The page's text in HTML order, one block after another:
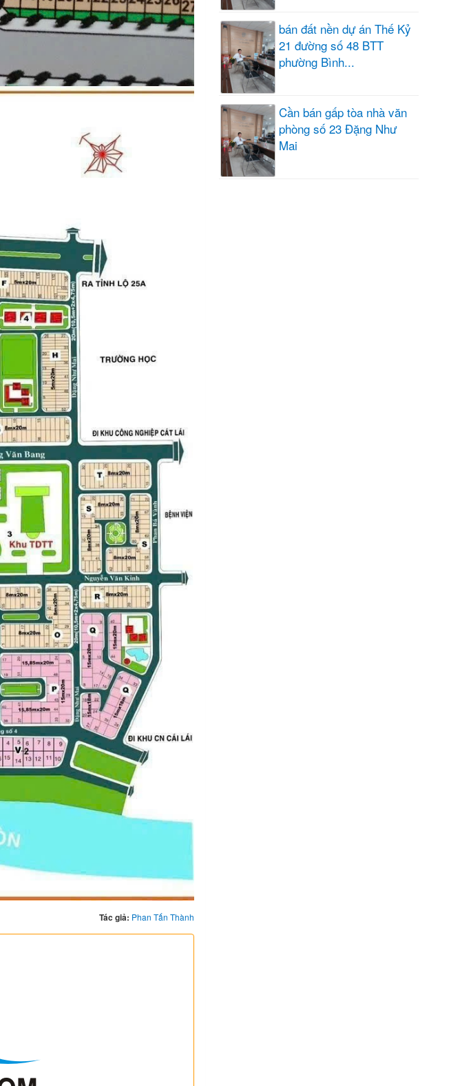
Tác giả: Phan Tấn Thành
bán đất nền dự án Thế Kỷ
21 đường số 48 BTT
phường Bình...
Cần bán gấp tòa nhà văn
phòng số 23 Đặng Như
Mai